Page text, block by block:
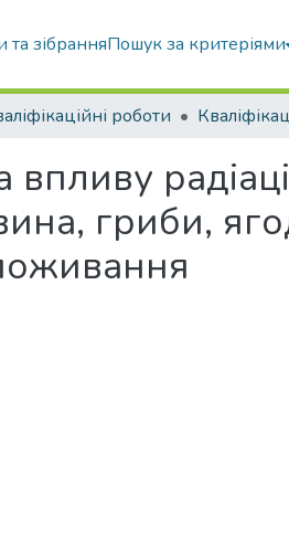
зібранняПошук за критеріями
роботи
впливу
гриби,